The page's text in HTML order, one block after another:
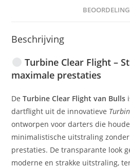
Beschrijving
Turbine Clear Flight –
maximale prestaties
DeTurbine Clear Flight van Bulls
dartflight uit de innovatieve
ontworpen voor darters die
minimalistische uitstraling
prestaties. De transparante look
moderne en strakke uitstraling,